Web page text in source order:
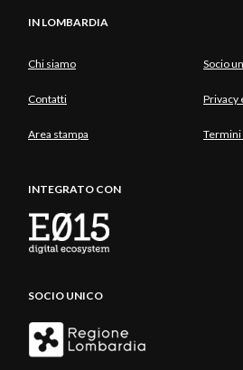
IN LOMBARDIA
Chi siamo Socio
Contatti Privacy
Area stampa Termini
INTEGRATO CON
SOCIO UNICO